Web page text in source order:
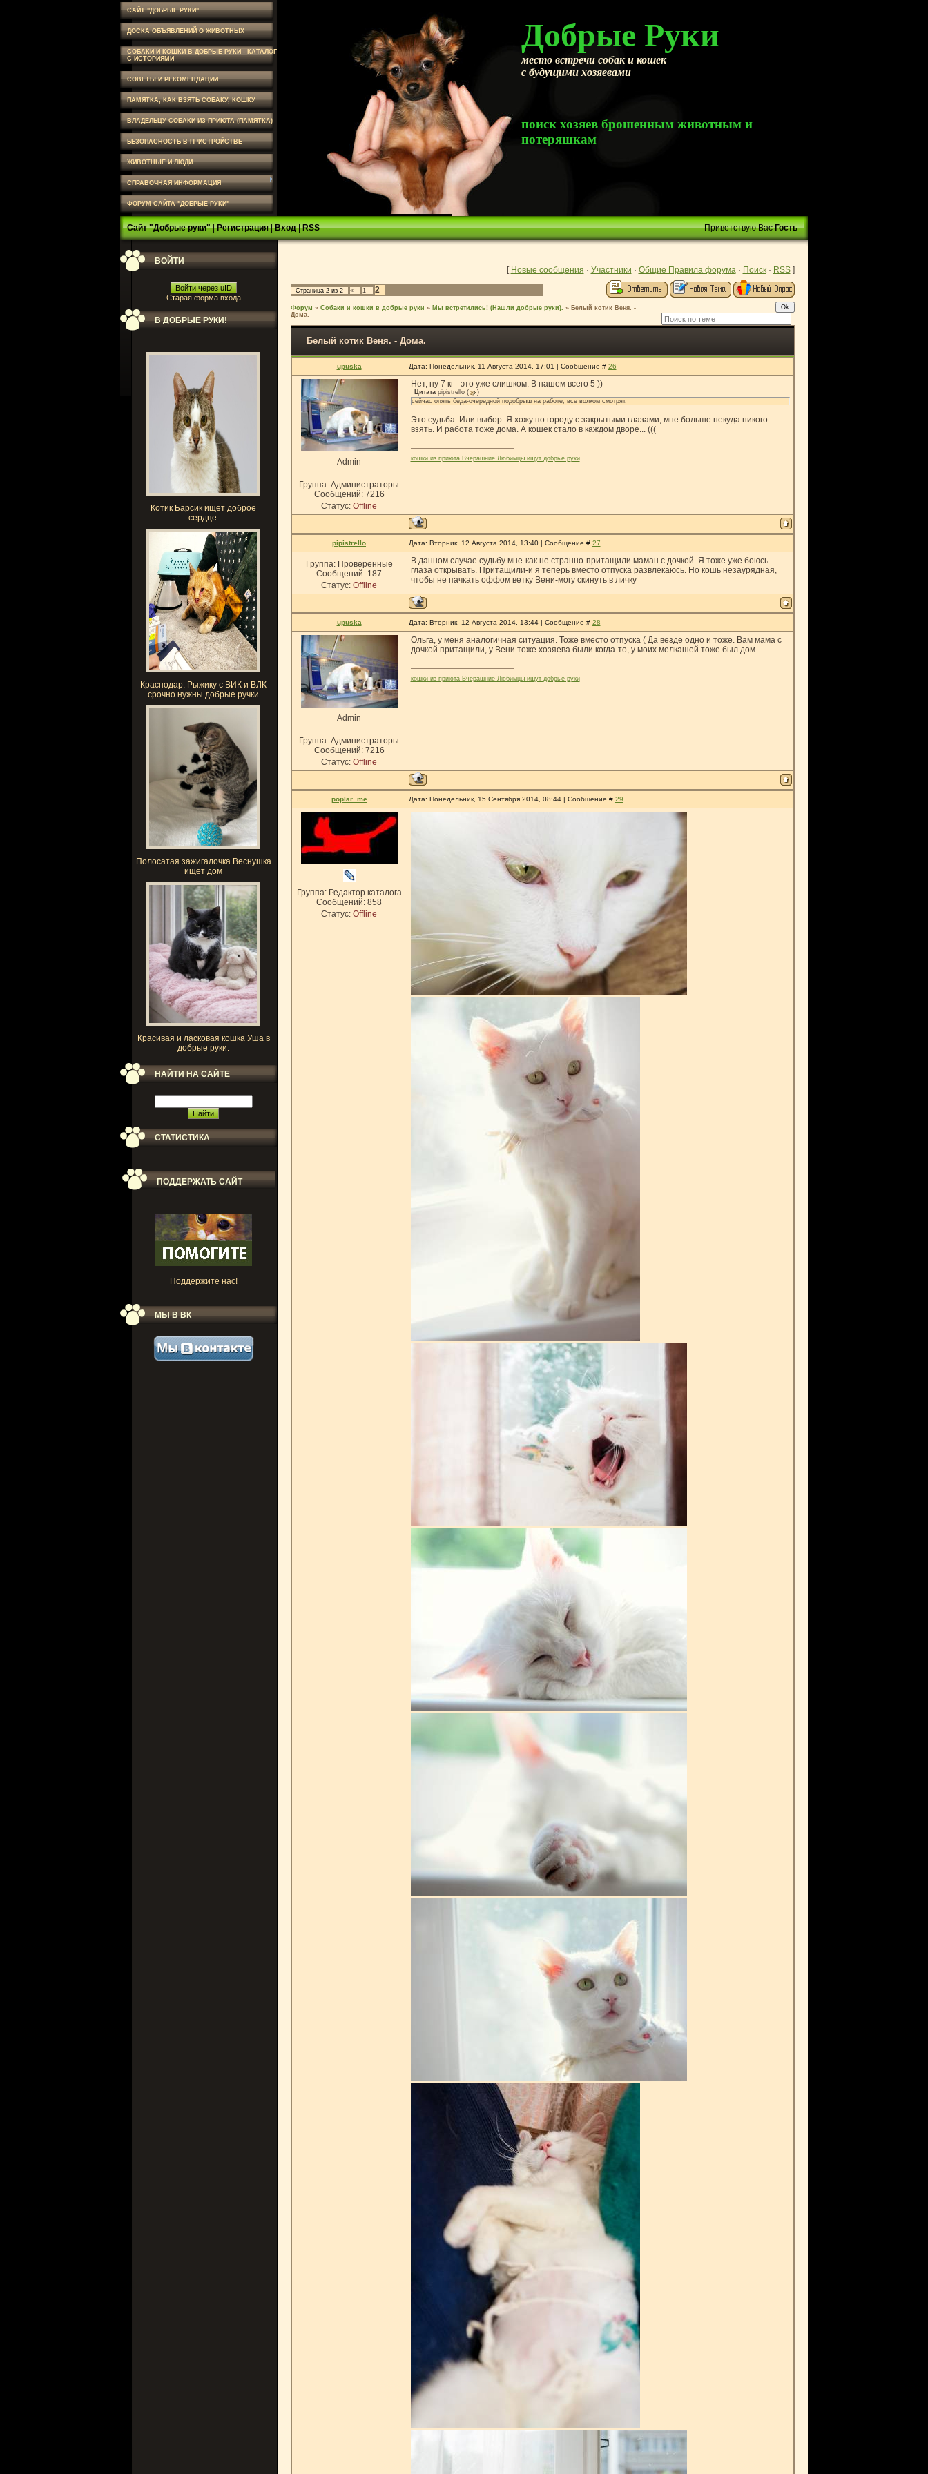
САЙТ "ДОБРЫЕ РУКИ"
ДОСКА ОБЪЯВЛЕНИЙ О ЖИВОТНЫХ
СОБАКИ И КОШКИ В ДОБРЫЕ РУКИ - КАТАЛОГ
С ИСТОРИЯМИ
СОВЕТЫ И РЕКОМЕНДАЦИИ
ПАМЯТКА, КАК ВЗЯТЬ СОБАКУ, КОШКУ
ВЛАДЕЛЬЦУ СОБАКИ ИЗ ПРИЮТА (ПАМЯТКА)
БЕЗОПАСНОСТЬ В ПРИСТРОЙСТВЕ
ЖИВОТНЫЕ И ЛЮДИ
СПРАВОЧНАЯ ИНФОРМАЦИЯ
ФОРУМ САЙТА "ДОБРЫЕ РУКИ"
Добрые Руки
место встречи собак и кошек
с будущими хозяевами
поиск хозяев брошенным животным и
потеряшкам
Сайт "Добрые руки"|Регистрация|Вход|RSS Приветствую Вас Гость
ВОЙТИ
Войти через uID
Старая форма входа
В ДОБРЫЕ РУКИ!
Котик Барсик ищет доброе
сердце.
Краснодар. Рыжику с ВИК и ВЛК
срочно нужны добрые ручки
Полосатая зажигалочка Веснушка
ищет дом
Красивая и ласковая кошка Уша в
добрые руки.
НАЙТИ НА САЙТЕ
СТАТИСТИКА
ПОДДЕРЖАТЬ САЙТ
Поддержите нас!
МЫ В ВК
[ Новые сообщения · Участники · Общие Правила форума· Поиск· RSS]
Страница 2из 2 « 1 2
Форум » Собаки и кошки в добрые руки » Мы встретились! (Нашли добрые руки). » Белый котик Веня. -
Дома.
Белый котик Веня. - Дома.
upuska Дата: Понедельник, 11 Августа 2014, 17:01 | Сообщение # 26
Admin
Группа: Администраторы
Сообщений: 7216
Статус: Offline
Нет, ну 7 кг - это уже слишком. В нашем всего 5 ))
Цитата pipistrello(
)
сейчас опять беда-очередной подобрыш на работе, все волком смотрят.
Это судьба. Или выбор. Я хожу по городу с закрытыми глазами, мне больше некуда никого
взять. И работа тоже дома. А кошек стало в каждом дворе... (((
кошки из приюта Вчерашние Любимцы ищут добрые руки
pipistrello Дата: Вторник, 12 Августа 2014, 13:40 | Сообщение # 27
Группа: Проверенные
Сообщений: 187
Статус: Offline
В данном случае судьбу мне-как не странно-притащили маман с дочкой. Я тоже уже боюсь
глаза открывать. Притащили-и я теперь вместо отпуска развлекаюсь. Но кошь незаурядная,
чтобы не пачкать оффом ветку Вени-могу скинуть в личку
upuska Дата: Вторник, 12 Августа 2014, 13:44 | Сообщение # 28
Admin
Группа: Администраторы
Сообщений: 7216
Статус: Offline
Ольга, у меня аналогичная ситуация. Тоже вместо отпуска ( Да везде одно и тоже. Вам мама с
дочкой притащили, у Вени тоже хозяева были когда-то, у моих мелкашей тоже был дом...
кошки из приюта Вчерашние Любимцы ищут добрые руки
poplar_me Дата: Понедельник, 15 Сентября 2014, 08:44 | Сообщение # 29
Группа: Редактор каталога
Сообщений: 858
Статус: Offline